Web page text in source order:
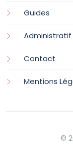
Guides
Administratif
Contact
Mentions
©